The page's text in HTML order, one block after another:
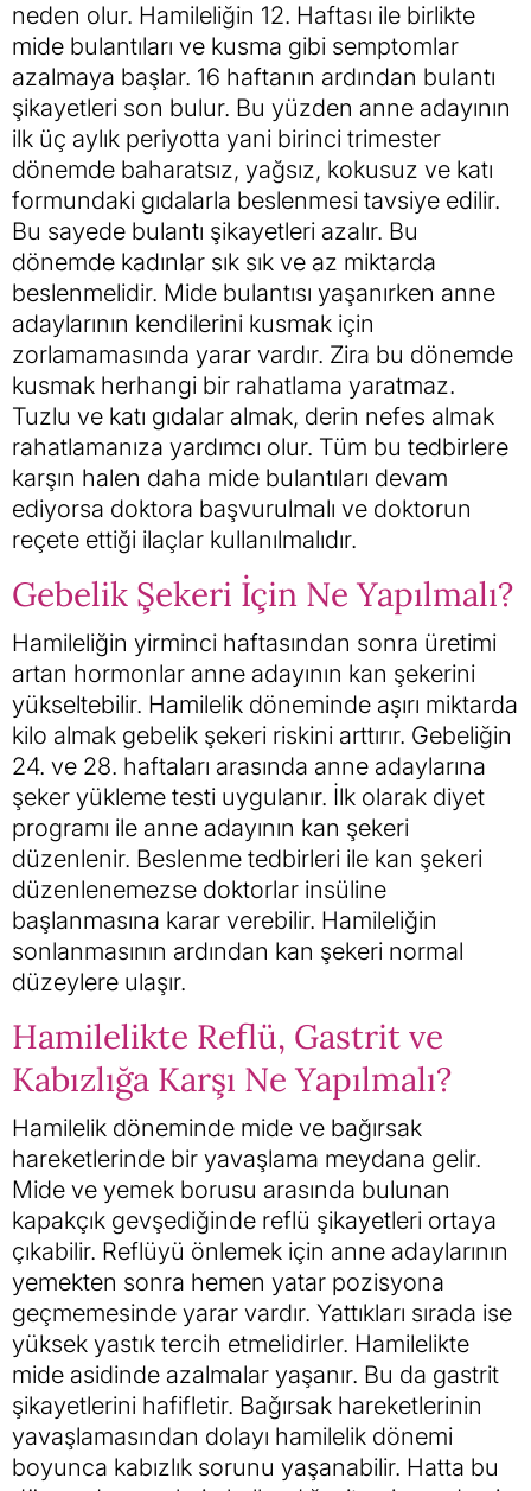
neden olur. Hamileliğin 12. Haftası ile birlikte
mide bulantıları ve kusma gibi semptomlar
azalmaya başlar. 16 haftanın ardından bulantı
şikayetleri son bulur. Bu yüzden anne adayının
ilk üç aylık periyotta yani birinci trimester
dönemde baharatsız, yağsız, kokusuz ve katı
formundaki gıdalarla beslenmesi tavsiye edilir.
Bu sayede bulantı şikayetleri azalır. Bu
dönemde kadınlar sık sık ve az miktarda
beslenmelidir. Mide bulantısı yaşanırken anne
adaylarının kendilerini kusmak için
zorlamamasında yarar vardır. Zira bu dönemde
kusmak herhangi bir rahatlama yaratmaz.
Tuzlu ve katı gıdalar almak, derin nefes almak
rahatlamanıza yardımcı olur. Tüm bu tedbirlere
karşın halen daha mide bulantıları devam
ediyorsa doktora başvurulmalı ve doktorun
reçete ettiği ilaçlar kullanılmalıdır.
Gebelik Şekeri İçin Ne Yapılmalı?
Hamileliğin yirminci haftasından sonra üretimi
artan hormonlar anne adayının kan şekerini
yükseltebilir. Hamilelik döneminde aşırı miktarda
kilo almak gebelik şekeri riskini arttırır. Gebeliğin
24. ve 28. haftaları arasında anne adaylarına
şeker yükleme testi uygulanır. İlk olarak diyet
programı ile anne adayının kan şekeri
düzenlenir. Beslenme tedbirleri ile kan şekeri
düzenlenemezse doktorlar insüline
başlanmasına karar verebilir. Hamileliğin
sonlanmasının ardından kan şekeri normal
düzeylere ulaşır.
Hamilelikte Reflü, Gastrit ve
Kabızlığa Karşı Ne Yapılmalı?
Hamilelik döneminde mide ve bağırsak
hareketlerinde bir yavaşlama meydana gelir.
Mide ve yemek borusu arasında bulunan
kapakçık gevşediğinde reflü şikayetleri ortaya
çıkabilir. Reflüyü önlemek için anne adaylarının
yemekten sonra hemen yatar pozisyona
geçmemesinde yarar vardır. Yattıkları sırada ise
yüksek yastık tercih etmelidirler. Hamilelikte
mide asidinde azalmalar yaşanır. Bu da gastrit
şikayetlerini hafifletir. Bağırsak hareketlerinin
yavaşlamasından dolayı hamilelik dönemi
boyunca kabızlık sorunu yaşanabilir. Hatta bu